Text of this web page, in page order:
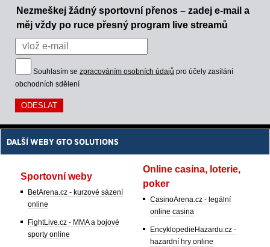
Nezmeškej žádný sportovní přenos – zadej e-mail a
měj vždy po ruce přesný program live streamů
Souhlasím se zpracováním osobních údajů pro účely zasílání
obchodních sdělení
DALŠÍ WEBY GTO SOLUTIONS
Sportovní weby
BetArena.cz - kurzové sázení
online
FightLive.cz - MMA a bojové
sporty online
Online casina, loterie,
poker
CasinoArena.cz - legální
online casina
EncyklopedieHazardu.cz -
hazardní hry online